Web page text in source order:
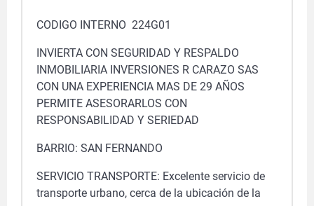
CODIGO INTERNO 224G01
INVIERTA CON SEGURIDAD Y RESPALDO
INMOBILIARIA INVERSIONES R CARAZO SAS
CON UNA EXPERIENCIA MAS DE 29 AÑOS
PERMITE ASESORARLOS CON
RESPONSABILIDAD Y SERIEDAD
BARRIO: SAN FERNANDO
SERVICIO TRANSPORTE: Excelente servicio de
transporte urbano, cerca de la ubicación de la